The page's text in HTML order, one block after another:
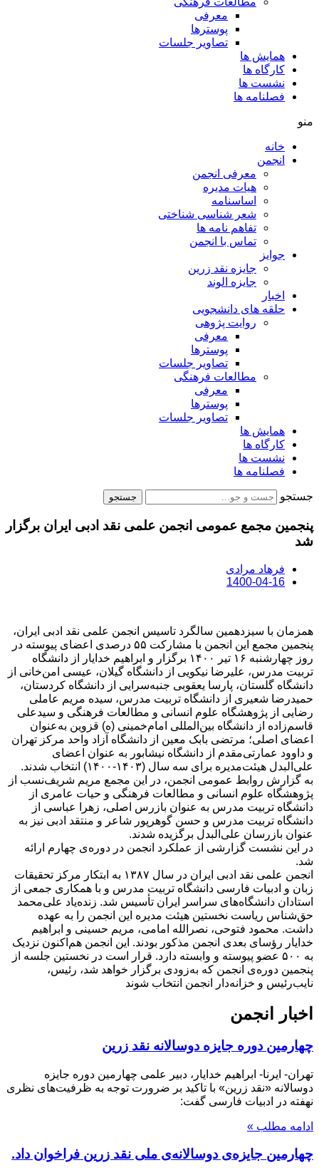
معرفی
پوسترها
تصاویر جلسات
همایش ها
کارگاه ها
نشست ها
فصلنامه ها
منو
خانه
انجمن
معرفی انجمن
هیات مدیره
اساسنامه
شعر شناسی شناختی
تفاهم نامه ها
تماس با انجمن
جوایز
جایزه نقد زرین
جایزه الوند
اخبار
حلقه های دانشجویی
روایت پژوهی
معرفی
پوسترها
تصاویر جلسات
مطالعات فرهنگی
معرفی
پوسترها
تصاویر جلسات
همایش ها
کارگاه ها
نشست ها
فصلنامه ها
جستجو جستجو
پنجمین مجمع عمومی انجمن علمی نقد ادبی ایران برگزار
شد
فرهاد مرادی
1400-04-16
همزمان با سیزدهمین سالگرد تاسیس انجمن علمی نقد ادبی ایران،
پنجمین مجمع این انجمن با مشارکت ۵۵ درصدی اعضای پیوسته‌ در
روز چهارشنبه ۱۶ تیر ۱۴۰۰ برگزار و ابراهیم خدایار از دانشگاه
تربیت مدرس، علیرضا نیکویی از دانشگاه گیلان، عیسی امن‌خانی از
دانشگاه گلستان، پارسا یعقوبی جنبه‌سرایی از دانشگاه کردستان،
حمیدرضا شعیری از دانشگاه تربیت مدرس، سیده مریم عاملی
رضایی از پژوهشگاه علوم انسانی و مطالعات فرهنگی و سیدعلی
قاسم‌زاده از دانشگاه بین‌المللی امام‌خمینی (ه) قزوین به‌عنوان
اعضای اصلی؛ مرتضی بابک معین از دانشگاه آزاد واحد مرکز تهران
و داوود عمارتی‌مقدم از دانشگاه نیشابور به عنوان اعضای
علی‌البدل هیئت‌مدیره برای سه سال (۱۴۰۳-۱۴۰۰) انتخاب شدند.
به گزارش روابط عمومی انجمن، در این مجمع مریم شریف‌نسب از
پژوهشگاه علوم انسانی و مطالعات فرهنگی و حیات عامری از
دانشگاه تربیت مدرس به عنوان بازرس اصلی، زهرا عباسی از
دانشگاه تربیت مدرس و حسن گوهرپور شاعر و منتقد ادبی نیز به
عنوان بازرسان علی‌البدل برگزیده شدند.
در این نشست گزارشی از عملکرد انجمن در دوره‌ی چهارم ارائه
شد.
انجمن علمی نقد ادبی ایران در سال ۱۳۸۷ به ابتکار مرکز تحقیقات
زبان و ادبیات فارسی دانشگاه تربیت مدرس و با همکاری جمعی از
استادان دانشگاه‌های سراسر ایران تأسیس شد. زنده‌یاد علی‌محمد
حق‌شناس ریاست نخستین هیئت مدیره این انجمن را به عهده
داشت. محمود فتوحی، نصرالله امامی، مریم حسینی و ابراهیم
خدایار رؤسای بعدی انجمن مذکور بودند. این انجمن هم‌اکنون نزدیک
به ۵۰۰ عضو پیوسته و وابسته دارد. قرار است در نخستین جلسه از
پنجمین دوره‌ی انجمن که به‌زودی برگزار خواهد شد، رئیس،
نایب‌رئیس و خزانه‌دار انجمن انتخاب شوند
اخبار انجمن
چهارمین دوره جایزه دوسالانه نقد زرین
تهران- ایرنا- ابراهیم خدایار، دبیر علمی چهارمین دوره جایزه
دوسالانه «نقد زرین» با تاکید بر ضرورت توجه به ظرفیت‌های نظری
نهفته در ادبیات فارسی گفت:
ادامه مطلب »
چهارمین جایزه‌ی دوسالانه‌ی ملی نقد زرین فراخوان داد.